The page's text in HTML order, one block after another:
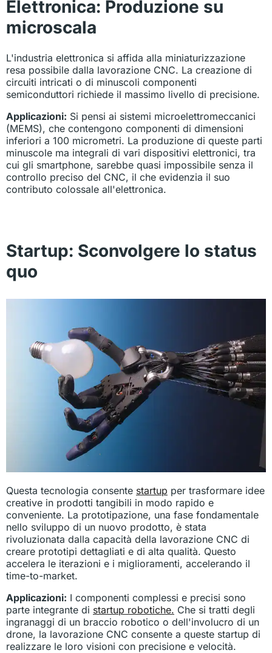
Elettronica: Produzione su
microscala
L'industria elettronica si affida alla miniaturizzazione
resa possibile dalla lavorazione CNC. La creazione di
circuiti intricati o di minuscoli componenti
semiconduttori richiede il massimo livello di precisione.
Applicazioni: Si pensi ai sistemi microelettromeccanici
(MEMS), che contengono componenti di dimensioni
inferiori a 100 micrometri. La produzione di queste parti
minuscole ma integrali di vari dispositivi elettronici, tra
cui gli smartphone, sarebbe quasi impossibile senza il
controllo preciso del CNC, il che evidenzia il suo
contributo colossale all'elettronica.
Startup: Sconvolgere lo status
quo
Questa tecnologia consente startup per trasformare idee
creative in prodotti tangibili in modo rapido e
conveniente. La prototipazione, una fase fondamentale
nello sviluppo di un nuovo prodotto, è stata
rivoluzionata dalla capacità della lavorazione CNC di
creare prototipi dettagliati e di alta qualità. Questo
accelera le iterazioni e i miglioramenti, accelerando il
time-to-market.
Applicazioni: I componenti complessi e precisi sono
parte integrante di startup robotiche. Che si tratti degli
ingranaggi di un braccio robotico o dell'involucro di un
drone, la lavorazione CNC consente a queste startup di
realizzare le loro visioni con precisione e velocità.